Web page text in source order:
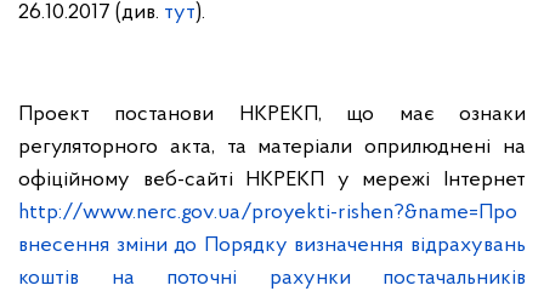
26.10.2017 (див. тут).
Проект постанови НКРЕКП, що має ознаки
регуляторного акта, та матеріали оприлюднені на
офіційному веб-сайті НКРЕКП у мережі Інтернет
http://www.nerc.gov.ua/proyekti-rishen?&name=Про
внесення зміни до Порядку визначення відрахувань
коштів на поточні рахунки постачальників